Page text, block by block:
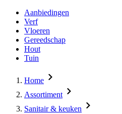
Aanbiedingen
Verf
Vloeren
Gereedschap
Hout
Tuin
Home
Assortiment
Sanitair & keuken